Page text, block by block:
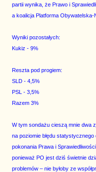
partii wynika, że Prawo i
a koalicja Platforma Obywatelska-
Wyniki pozostałych:
Kukiz - 9%
Reszta pod progiem:
SLD - 4,5%
PSL - 3,5%
Razem 3%
W tym sondażu cieszą mnie dwa
na poziomie błędu
pokonania Prawa i
ponieważ PO jest dziś świetnie
problemów – nie byłoby ze